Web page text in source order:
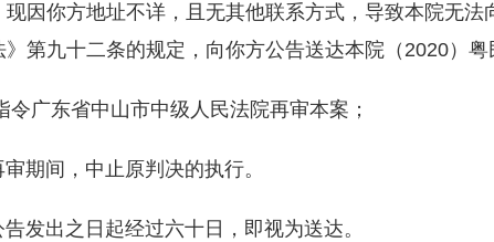
因你方地址不详，且无其他联系方式，导致本院无
第九十二条的规定，向你方公告送达本院（2020）
东省中山市中级人民法院再审本案；
间，中止原判决的执行。
出之日起经过六十日，即视为送达。